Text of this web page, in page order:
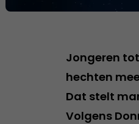
Jongeren
hechten
Dat stelt
Volgens